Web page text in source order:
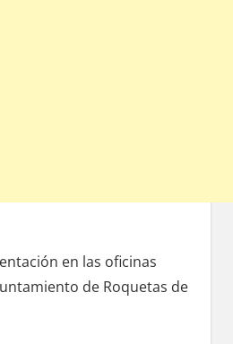
en las oficinas
dе Roquetas dе